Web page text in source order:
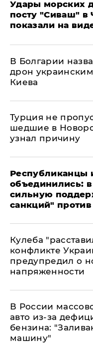
Удары морских
посту "Сиваш" в
показали на
В Болгарии
дрон
Киева
Турция не
шедшие в
узнал причину
Республиканцы
объединились:
сильную
санкций"
Кулеба
конфликте
предупредил о
напряженности
В России
авто из-за
бензина:
машину"